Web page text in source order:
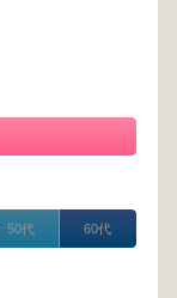
50代 60代